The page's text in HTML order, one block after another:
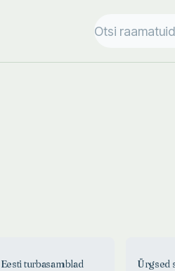
Eesti turbasamblad
Ürgsed